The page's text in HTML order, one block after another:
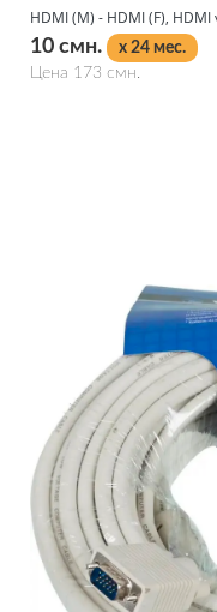
HDMI (M) - HDMI (F), HDMI
10 смн.
x 24 мес.
Цена 173 смн.